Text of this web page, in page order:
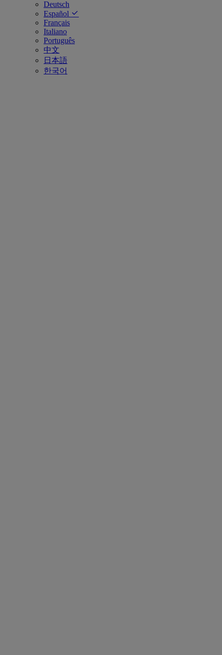
Deutsch
Español
Français
Italiano
Português
中文
日本語
한국어